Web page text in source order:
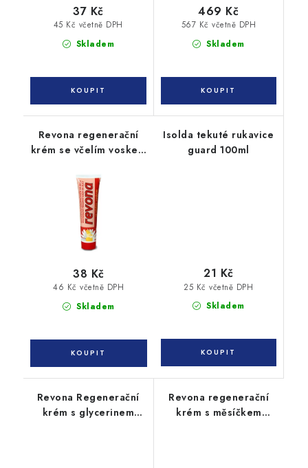
Skladem
45 Kč včetně DPH
37 Kč
Skladem
567 Kč včetně DPH
469 Kč
Revona regenerační
krém se včelím voskem
Skladem
46 Kč včetně DPH
38 Kč
Isolda tekuté rukavice
guard 100ml
Skladem
25 Kč včetně DPH
21 Kč
Revona Regenerační
krém s glycerinem
Revona regenerační
krém s měsíčkem